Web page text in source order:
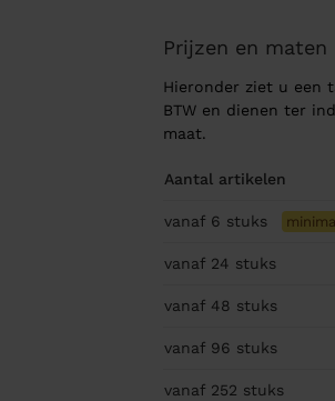
Prijzen en maten
Hieronder ziet u een
BTW en dienen ter
maat.
Aantal artikelen
vanaf 6 stuks
vanaf 24 stuks
vanaf 48 stuks
vanaf 96 stuks
vanaf 252 stuks